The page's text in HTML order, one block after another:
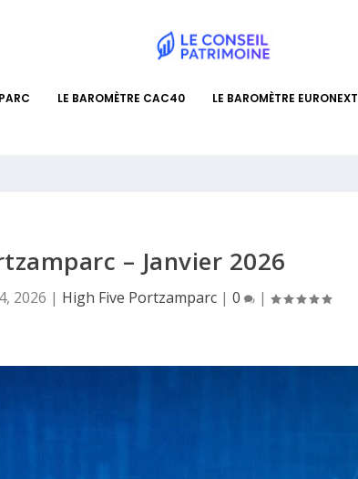
LE BAROMÈTRE CAC40 LE BAROMÈTRE EURONEXT
– Janvier 2026
2026 | High Five Portzamparc| 0 |